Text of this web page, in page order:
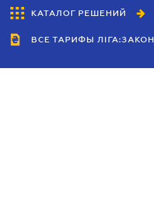
КАТАЛОГ РЕШЕНИЙ
ВСЕ ТАРИФЫ ЛІГА:ЗАКОН